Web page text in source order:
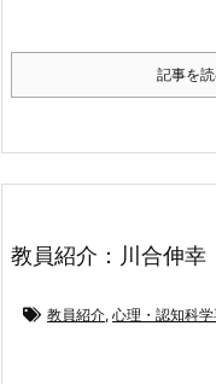
記事を
教員紹介：川合伸幸
教員紹介, 心理・認知科